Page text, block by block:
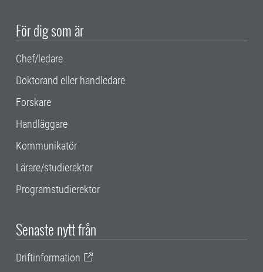
För dig som är
Chef/ledare
Doktorand eller handledare
Forskare
Handläggare
Kommunikatör
Lärare/studierektor
Programstudierektor
Senaste nytt från
Driftinformation